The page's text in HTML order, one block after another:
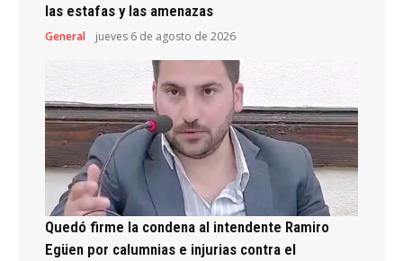
las estafas y las amenazas
General jueves 6 de agosto de 2026
Quedó firme la condena al intendente Ramiro
Egüen por calumnias e injurias contra el